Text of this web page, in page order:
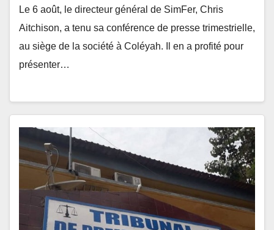
Le 6 août, le directeur général de SimFer, Chris
Aitchison, a tenu sa conférence de presse trimestrielle,
au siège de la société à Coléyah. Il en a profité pour
présenter…